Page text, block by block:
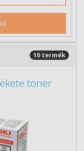
10 termék
toner